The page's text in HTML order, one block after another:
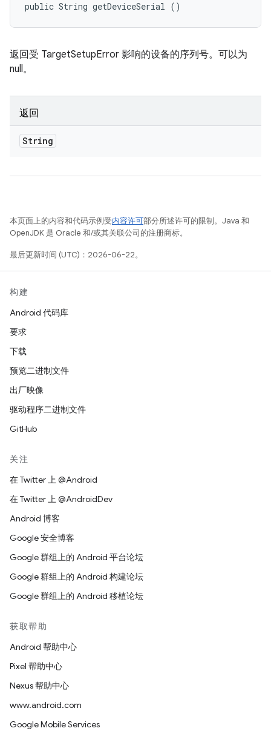
public String getDeviceSerial ()
返回受 TargetSetupError 影响的设备的序列号。可以为
null。
返回
String
本页面上的内容和代码示例受内容许可部分所述许可的限制。Java 和
OpenJDK 是 Oracle 和/或其关联公司的注册商标。
最后更新时间 (UTC)：2026-06-22。
构建
Android 代码库
要求
下载
预览二进制文件
出厂映像
驱动程序二进制文件
GitHub
关注
在 Twitter 上 @Android
在 Twitter 上 @AndroidDev
Android 博客
Google 安全博客
Google 群组上的 Android 平台论坛
Google 群组上的 Android 构建论坛
Google 群组上的 Android 移植论坛
获取帮助
Android 帮助中心
Pixel 帮助中心
Nexus 帮助中心
www.android.com
Google Mobile Services